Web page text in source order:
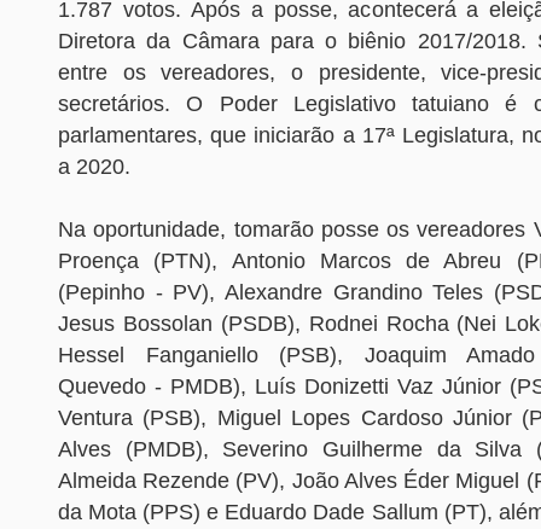
1.787 votos. Após a posse, acontecerá a
Diretora da Câmara para o biênio 2017/2018.
entre os vereadores, o presidente, vice-
secretários. O Poder Legislativo tatuiano é
parlamentares, que iniciarão a 17ª Legislatura,
a 2020.
Na oportunidade, tomarão posse os vereadores
Proença (PTN), Antonio Marcos de Abreu
(Pepinho - PV), Alexandre Grandino Teles
Jesus Bossolan (PSDB), Rodnei Rocha (Nei
Hessel Fanganiello (PSB), Joaquim
Quevedo - PMDB), Luís Donizetti Vaz Júnior
Ventura (PSB), Miguel Lopes Cardoso Júnior
Alves (PMDB), Severino Guilherme da Silva
Almeida Rezende (PV), João Alves Éder Miguel
da Mota (PPS) e Eduardo Dade Sallum (PT),